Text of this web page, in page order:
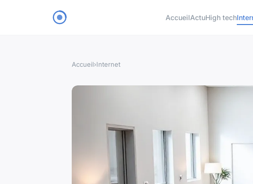
AccueilActuHigh tech
Accueil›Internet